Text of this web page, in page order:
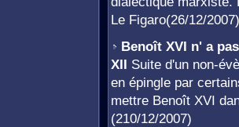
Le Figaro(26/12/2007)
Benoît XVI n' a
XII Suite d'un non-
en épingle par
mettre Benoît XVI
(210/12/2007)